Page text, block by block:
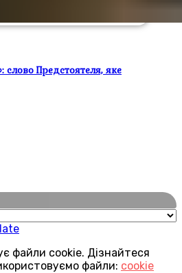
Предстоятеля, яке
файли cookie. Дізнайтеся
файли: cookie